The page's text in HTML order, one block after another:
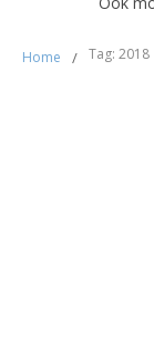
Home / Tag: 2018